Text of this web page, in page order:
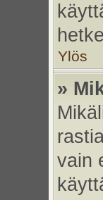
Ylös
»
vain